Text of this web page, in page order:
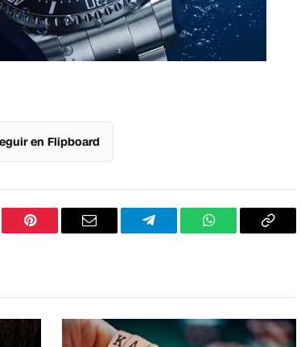
en Flipboard
PinterestCorreo
TelegramWhatsAppCopiar